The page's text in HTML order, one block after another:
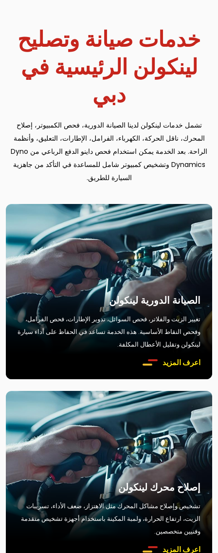
خدمات صيانة وتصليح
لينكولن الرئيسية في
دبي
تشمل خدمات لينكولن لدينا الصيانة الدورية، فحص الكمبيوتر، إصلاح
المحرك، ناقل الحركة، الكهرباء، الفرامل، الإطارات، التعليق، وأنظمة
الراحة. بعد الخدمة يمكن استخدام فحص داينو الدفع الرباعي من Dyno
Dynamics وتشخيص كمبيوتر شامل للمساعدة في التأكد من جاهزية
السيارة للطريق.
الصيانة الدورية لينكولن
تغيير الزيت والفلاتر، فحص السوائل، تدوير الإطارات، فحص الفرامل،
وفحص النقاط الأساسية. هذه الخدمة تساعد في الحفاظ على أداء سيارة
لينكولن وتقليل الأعطال المكلفة.
اعرف المزيد
إصلاح محرك لينكولن
تشخيص وإصلاح مشاكل المحرك مثل الاهتزاز، ضعف الأداء، تسريبات
الزيت، ارتفاع الحرارة، ولمبة المكينة باستخدام أجهزة تشخيص متقدمة
وفنيين متخصصين.
اعرف المزيد